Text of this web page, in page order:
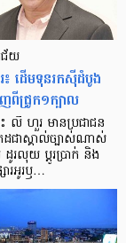
ជ័យ
ដើមទុនរកស៊ីដំបូង
ពីជ្រូក១ក្បាល
លី ហួរ មាន​ប្រជាជន​
ដ​ជា​ស្គាល់​ច្បាស់​ណាស់
រ​លុយ ប្តូរ​បា្រក់ និង​
រ​អូរ​ឫ…